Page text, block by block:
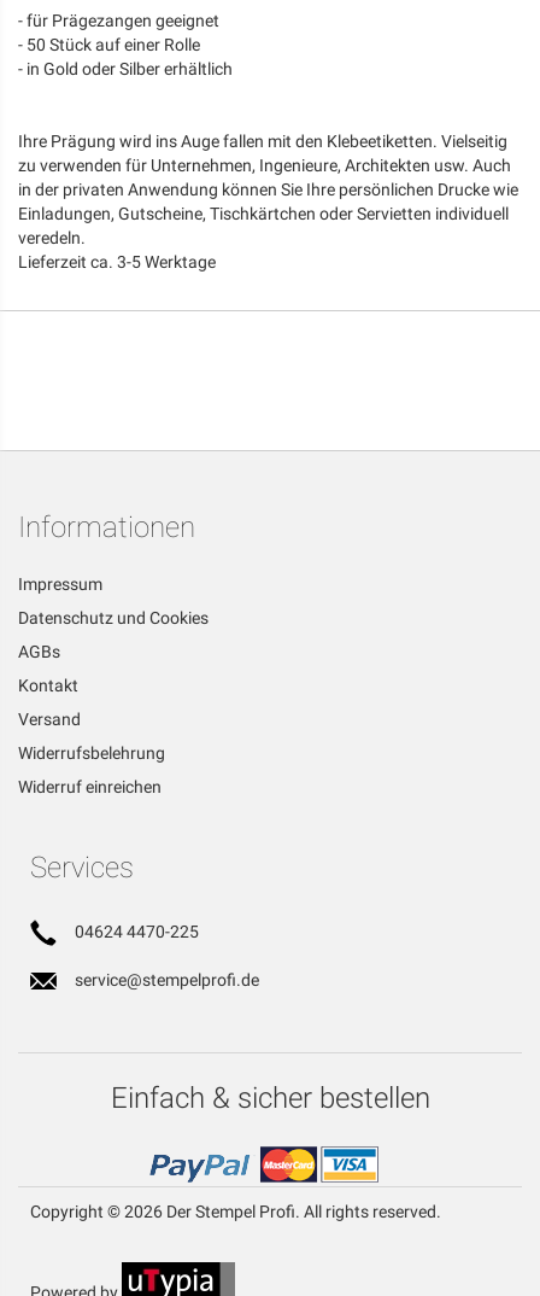
- für Prägezangen geeignet
- 50 Stück auf einer Rolle
- in Gold oder Silber erhältlich
Ihre Prägung wird ins Auge fallen mit den Klebeetiketten. Vielseitig
zu verwenden für Unternehmen, Ingenieure, Architekten usw. Auch
in der privaten Anwendung können Sie Ihre persönlichen Drucke wie
Einladungen, Gutscheine, Tischkärtchen oder Servietten individuell
veredeln.
Lieferzeit ca. 3-5 Werktage
Informationen
Impressum
Datenschutz und Cookies
AGBs
Kontakt
Versand
Widerrufsbelehrung
Widerruf einreichen
Services
04624 4470-225
service@stempelprofi.de
Einfach & sicher bestellen
Copyright © 2026 Der Stempel Profi. All rights reserved.